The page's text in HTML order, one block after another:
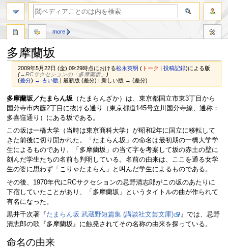
多摩蘭坂
2009年5月22日 (金) 09:29時点における松永英明 ( トーク | 投稿記録)による版
(→‎RCサクセションの「多摩蘭坂」 )
(差分) ← 古い版 | 最新版 (差分) | 新しい版 → (差分)
ナ
ビ
ゲ
ー
シ
ョ
ン
に
動
検
索
に
移
動
多摩蘭坂／たまらん坂（たまらんざか）は、東京都国立市東3丁目から
国分寺市内藤2丁目に抜ける通り（東京都道145号立川国分寺線、通称：
多喜窪通り）にある坂である。
この坂は一橋大学（当時は東京商科大学）が昭和2年に国立に移転して
きた前後に切り開かれた。「たまらん坂」の命名は最初期の一橋大学学
生によるものであり、「多摩蘭坂」の当て字を考案して坂の赤土の壁に
刻んだ学生たちの名前も判明している。名前の由来は、ここを通る女学
生の姿に思わず「こりゃたまらん」と叫んだ学生によるものである。
その後、1970年代にRCサクセションの忌野清志郎がこの坂のあたりに
下宿していたことがあり、「多摩蘭坂」というタイトルの曲が作られて
有名になった。
黒井千次著『たまらん坂 武蔵野短篇集 (講談社文芸文庫)
』では、忌野
清志郎の歌『多摩蘭坂』に触発されてその名称の由来を探っている。
命名の由来
more